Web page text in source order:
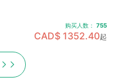
购买人数： 755
CAD$ 1352.40起